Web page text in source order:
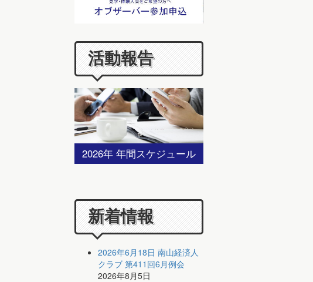
活動報告
2026年 年間スケジュール
新着情報
2026年6月18日 南山経済人
クラブ 第411回6月例会
2026年8月5日